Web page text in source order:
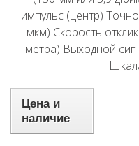
импульс (центр)
мкм) Скорость
метра) Выходной
Цена и
наличие